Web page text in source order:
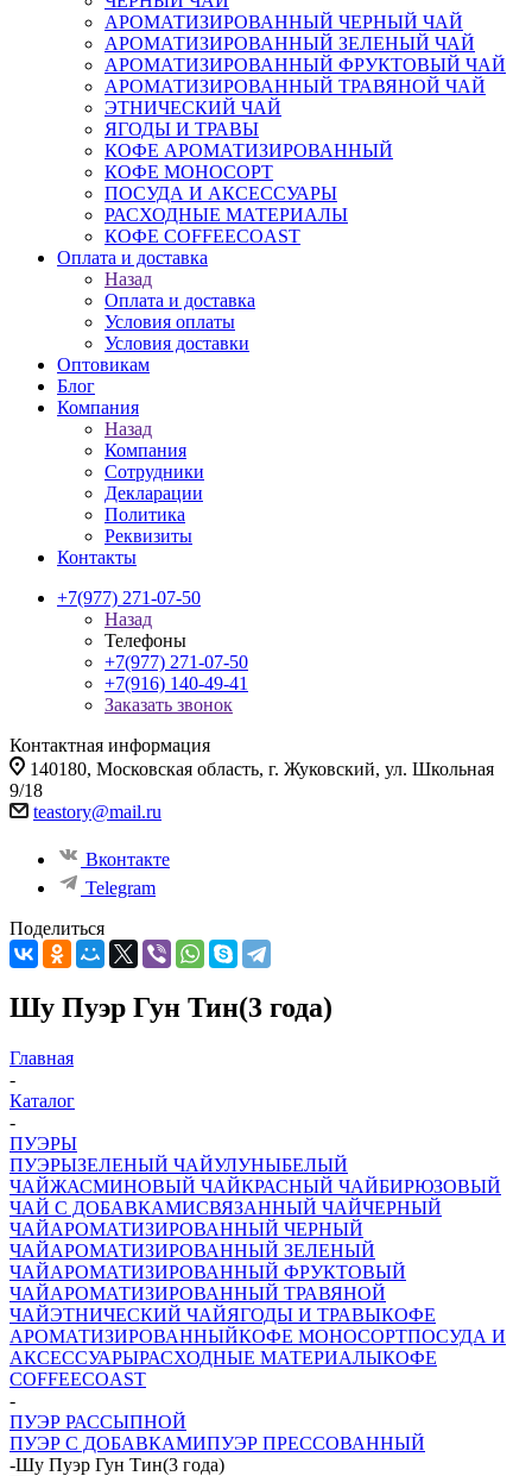
АРОМАТИЗИРОВАННЫЙ ЧЕРНЫЙ ЧАЙ
АРОМАТИЗИРОВАННЫЙ ЗЕЛЕНЫЙ ЧАЙ
АРОМАТИЗИРОВАННЫЙ ФРУКТОВЫЙ ЧАЙ
АРОМАТИЗИРОВАННЫЙ ТРАВЯНОЙ ЧАЙ
ЭТНИЧЕСКИЙ ЧАЙ
ЯГОДЫ И ТРАВЫ
КОФЕ АРОМАТИЗИРОВАННЫЙ
КОФЕ МОНОСОРТ
ПОСУДА И АКСЕССУАРЫ
РАСХОДНЫЕ МАТЕРИАЛЫ
КОФЕ COFFEECOAST
Оплата и доставка
Назад
Оплата и доставка
Условия оплаты
Условия доставки
Оптовикам
Блог
Компания
Назад
Компания
Сотрудники
Декларации
Политика
Реквизиты
Контакты
+7(977) 271-07-50
Назад
Телефоны
+7(977) 271-07-50
+7(916) 140-49-41
Заказать звонок
Контактная информация
140180, Московская область, г. Жуковский, ул. Школьная
9/18
teastory@mail.ru
Вконтакте
Telegram
Поделиться
Шу Пуэр Гун Тин(3 года)
Главная
-
Каталог
-
ПУЭРЫ
ПУЭРЫЗЕЛЕНЫЙ ЧАЙУЛУНЫБЕЛЫЙ
ЧАЙЖАСМИНОВЫЙ ЧАЙКРАСНЫЙ ЧАЙБИРЮЗОВЫЙ
ЧАЙ С ДОБАВКАМИСВЯЗАННЫЙ ЧАЙЧЕРНЫЙ
ЧАЙАРОМАТИЗИРОВАННЫЙ ЧЕРНЫЙ
ЧАЙАРОМАТИЗИРОВАННЫЙ ЗЕЛЕНЫЙ
ЧАЙАРОМАТИЗИРОВАННЫЙ ФРУКТОВЫЙ
ЧАЙАРОМАТИЗИРОВАННЫЙ ТРАВЯНОЙ
ЧАЙЭТНИЧЕСКИЙ ЧАЙЯГОДЫ И ТРАВЫКОФЕ
АРОМАТИЗИРОВАННЫЙКОФЕ МОНОСОРТПОСУДА И
АКСЕССУАРЫРАСХОДНЫЕ МАТЕРИАЛЫКОФЕ
COFFEECOAST
-
ПУЭР РАССЫПНОЙ
ПУЭР С ДОБАВКАМИПУЭР ПРЕССОВАННЫЙ
-Шу Пуэр Гун Тин(3 года)